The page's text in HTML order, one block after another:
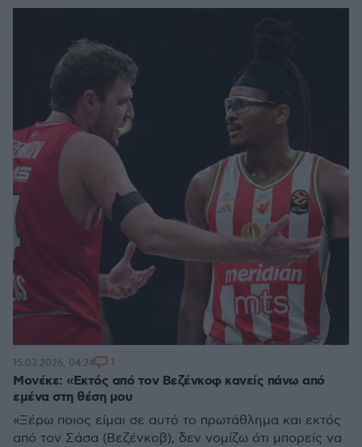
Μονέκε: «Εκτός από τον Βεζένκοφ κανείς πάνω από
εμένα στη θέση μου
«Ξέρω ποιος είμαι σε αυτό το πρωτάθλημα και εκτός
από τον Σάσα (Βεζένκοβ), δεν νομίζω ότι μπορείς να
15.03.2026, 04:24 1